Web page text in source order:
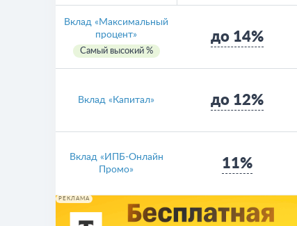
Вклад «Максимальный
процент»
Самый высокий %
до 14%
Вклад «Капитал» до 12%
Вклад «ИПБ-Онлайн
Промо»
11%
РЕКЛАМА